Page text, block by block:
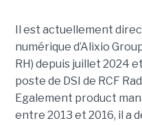
Il est actuellement
numérique d’Alixio
RH) depuis juillet 2024
poste de DSI de RCF
Egalement product
entre 2013 et 2016, il a